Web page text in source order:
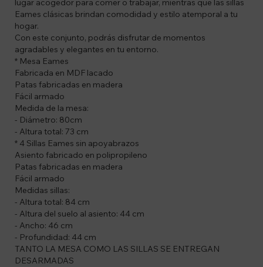
lugar acogedor para comer o trabajar, mientras que las sillas
Eames clásicas brindan comodidad y estilo atemporal a tu
hogar.
Con este conjunto, podrás disfrutar de momentos
agradables y elegantes en tu entorno.
* Mesa Eames
Fabricada en MDF lacado
Patas fabricadas en madera
Fácil armado
Medida de la mesa:
- Diámetro: 80cm
- Altura total: 73 cm
* 4 Sillas Eames sin apoyabrazos
Asiento fabricado en polipropileno
Patas fabricadas en madera
Fácil armado
Medidas sillas:
- Altura total: 84 cm
- Altura del suelo al asiento: 44 cm
- Ancho: 46 cm
- Profundidad: 44 cm
TANTO LA MESA COMO LAS SILLAS SE ENTREGAN
DESARMADAS